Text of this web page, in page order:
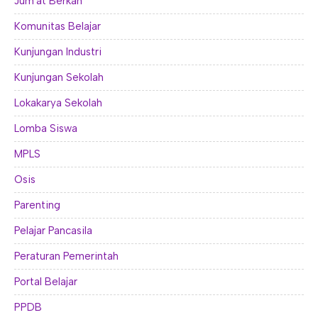
Komunitas Belajar
Kunjungan Industri
Kunjungan Sekolah
Lokakarya Sekolah
Lomba Siswa
MPLS
Osis
Parenting
Pelajar Pancasila
Peraturan Pemerintah
Portal Belajar
PPDB